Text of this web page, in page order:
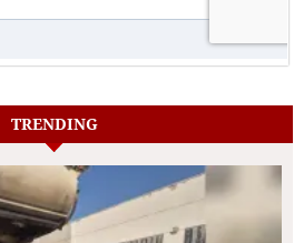
TRENDING